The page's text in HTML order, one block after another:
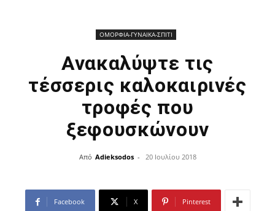
ΟΜΟΡΦΙΑ-ΓΥΝΑΙΚΑ-ΣΠΙΤΙ
Ανακαλύψτε τις
τέσσερις καλοκαιρινές
τροφές που
ξεφουσκώνουν
Από Adieksodos - 20 Ιουλίου 2018
Facebook X Pinterest